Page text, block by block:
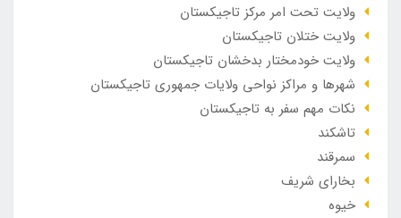
ولایت تحت امر مرکز تاجیکستان
ولایت ختلان تاجیکستان
ولایت خودمختار بدخشان تاجیکستان
شهرها و مراکز نواحی ولایات جمهوری تاجیکستان
نکات مهم سفر به تاجیکستان
تاشکند
سمرقند
بخارای شریف
خیوه